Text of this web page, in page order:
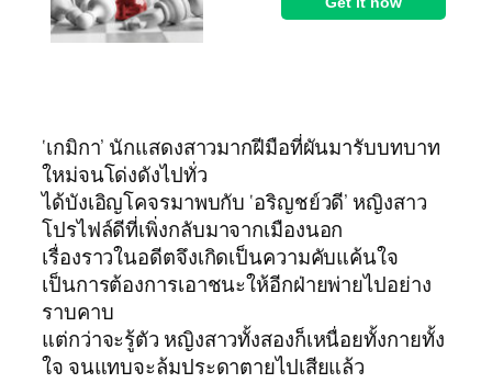
‘เกมิกา’ นักแสดงสาวมากฝีมือที่ผันมารับบทบาท
ใหม่จนโด่งดังไปทั่ว
ได้บังเอิญโคจรมาพบกับ ‘อริญชย์วดี’ หญิงสาว
โปรไฟล์ดีที่เพิ่งกลับมาจากเมืองนอก
เรื่องราวในอดีตจึงเกิดเป็นความคับแค้นใจ
เป็นการต้องการเอาชนะให้อีกฝ่ายพ่ายไปอย่าง
ราบคาบ
แต่กว่าจะรู้ตัว หญิงสาวทั้งสองก็เหนื่อยทั้งกายทั้ง
ใจ จนแทบจะล้มประดาตายไปเสียแล้ว